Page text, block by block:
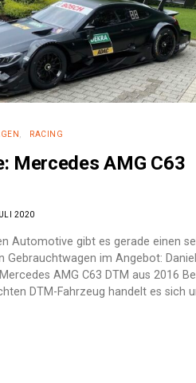
RACING
Mercedes AMG C63
2020
Automotive gibt es gerade einen
Gebrauchtwagen im Angebot: Daniel
AMG C63 DTM aus 2016
DTM-Fahrzeug handelt es sich